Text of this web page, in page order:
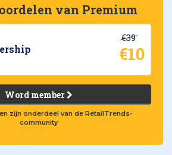
van Premium
€39
€10
Word member
zijn onderdeel van de RetailTrends-
community